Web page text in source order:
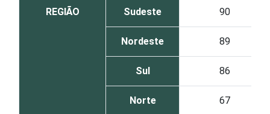
REGIÃO Sudeste 90
Nordeste 89
Sul 86
Norte 67